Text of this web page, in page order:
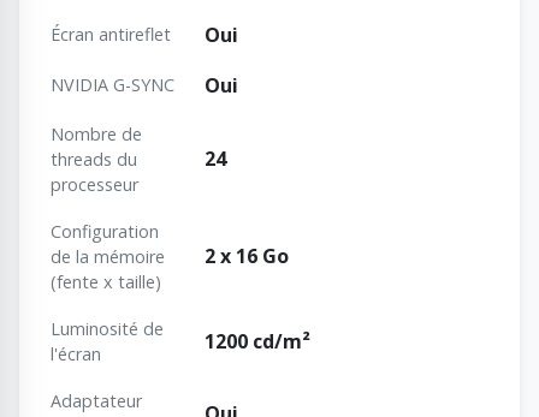
Écran antireflet Oui
NVIDIA G-SYNC Oui
Nombre de
threads du
processeur
24
Configuration
de la mémoire
(fente x taille)
2 x 16 Go
Luminosité de
l'écran
1200 cd/m²
Adaptateur